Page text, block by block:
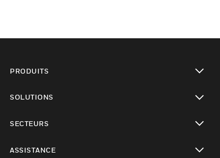
PRODUITS
SOLUTIONS
SECTEURS
ASSISTANCE